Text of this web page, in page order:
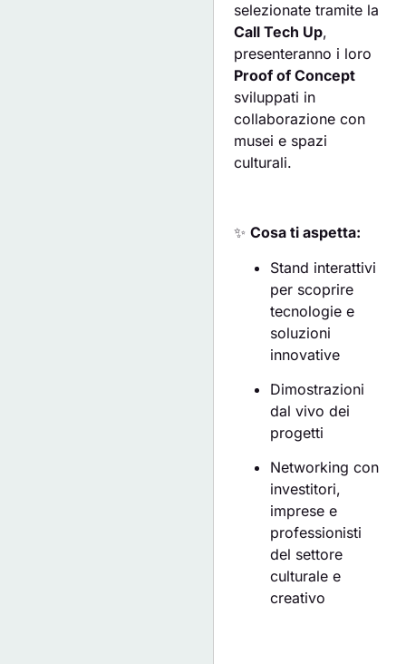
selezionate tramite la
Call Tech Up,
presenteranno i loro
Proof of Concept
sviluppati in
collaborazione con
musei e spazi
culturali.
✨Cosa ti aspetta:
Stand interattivi
per scoprire
tecnologie e
soluzioni
innovative
Dimostrazioni
dal vivo dei
progetti
Networking con
investitori,
imprese e
professionisti
del settore
culturale e
creativo